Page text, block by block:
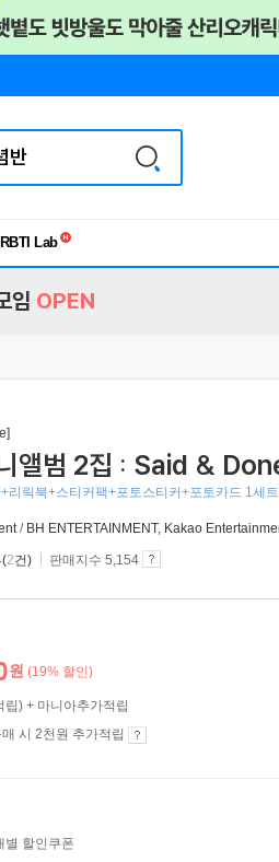
독서유형검사
임 OPEN
앨범 2집 : Said &
릭북+스티커팩+포토스티커+포토카드 1세트
/ BH ENTERTAINMENT, Kakao
(2건) 판매지수 5,154
원 (19% 할인)
) + 마니아추가적립
시 2천원 추가적립
별 할인쿠폰